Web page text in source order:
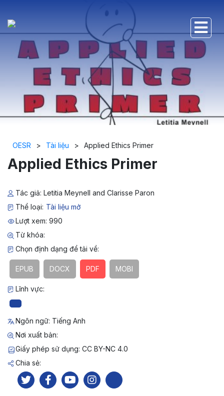
OESR > Tài liệu > Applied Ethics Primer
Applied Ethics Primer
Tác giả: Letitia Meynell and Clarisse Paron
Thể loại: Tài liệu mở
Lượt xem: 990
Từ khóa:
Chọn định dạng để tải về:
EPUB DOCX PDF MOBI
Lĩnh vực:
Ngôn ngữ: Tiếng Anh
Nơi xuất bản:
Giấy phép sử dụng: CC BY-NC 4.0
Chia sẻ: